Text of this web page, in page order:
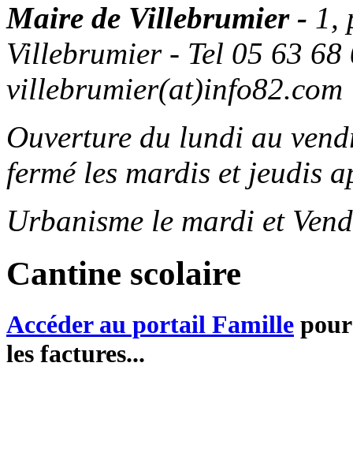
Maire de Villebrumier - 1,
Villebrumier - Tel 05 63
villebrumier(at)info82.com
Ouverture du lundi au
fermé les mardis et jeudis
Urbanisme le mardi et
Cantine scolaire
Accéder au portail Famille
les factures...